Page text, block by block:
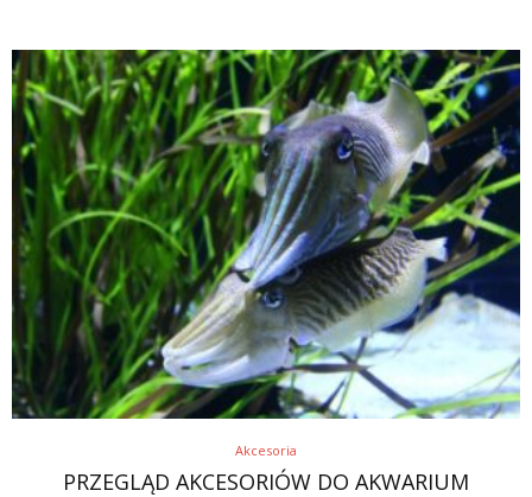
Akcesoria
PRZEGLĄD AKCESORIÓW DO AKWARIUM